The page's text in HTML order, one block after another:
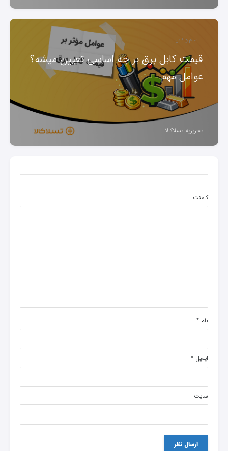
سیم و کابل
قیمت کابل برق بر چه اساسی تعیین میشه؟
عوامل مهم
تحریریه تسلاکالا
کامنت
نام *
ایمیل *
سایت